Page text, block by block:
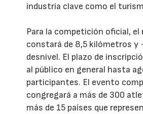
industria clave como el
Para la competición oficial, el
constará de 8,5 kilómetros y
desnivel. El plazo de
al público en general hasta
participantes. El evento
congregará a más de 300
más de 15 países que